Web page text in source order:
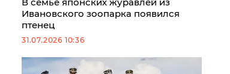
Ивановского зоопарка появился
птенец
31.07.2026 10:36